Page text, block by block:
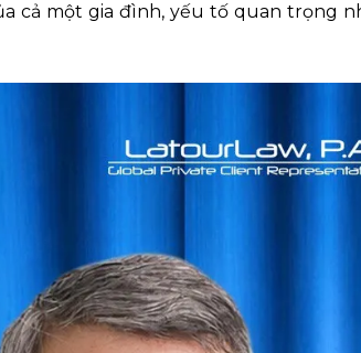
cả một gia đình, yếu tố quan trọng